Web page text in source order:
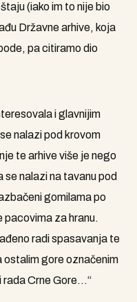
(iako im to nije bio
Državne arhive, koja
pa citiramo dio
i glavnijim
nalazi pod krovom
te arhive više je nego
nalazi na tavanu pod
gomilama po
pacovima za hranu.
radi spasavanja te
ostalim gore označenim
rada Crne Gore…“